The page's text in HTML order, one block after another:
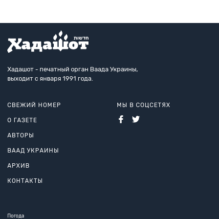
Хадашот - печатный орган Ваада Украины,
выходит с января 1991 года.
СВЕЖИЙ НОМЕР
О ГАЗЕТЕ
АВТОРЫ
ВААД УКРАИНЫ
АРХИВ
КОНТАКТЫ
МЫ В СОЦСЕТЯХ
Погода